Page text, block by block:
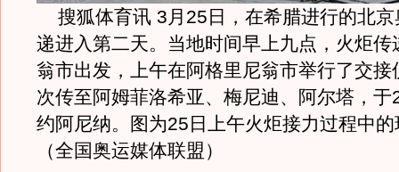
搜狐体育讯 3月25日，在希腊进行的北京
递进入第二天。当地时间早上九点，火炬传
翁市出发，上午在阿格里尼翁市举行了交接
次传至阿姆菲洛希亚、梅尼迪、阿尔塔，于
约阿尼纳。图为25日上午火炬接力过程中
（全国奥运媒体联盟）